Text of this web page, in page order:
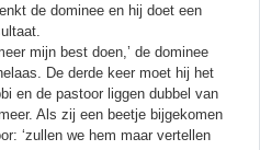
de dominee en hij doet een
mijn best doen,’ de dominee
De derde keer moet hij het
en de pastoor liggen dubbel van
Als zij een beetje bijgekomen
‘zullen we hem maar vertellen